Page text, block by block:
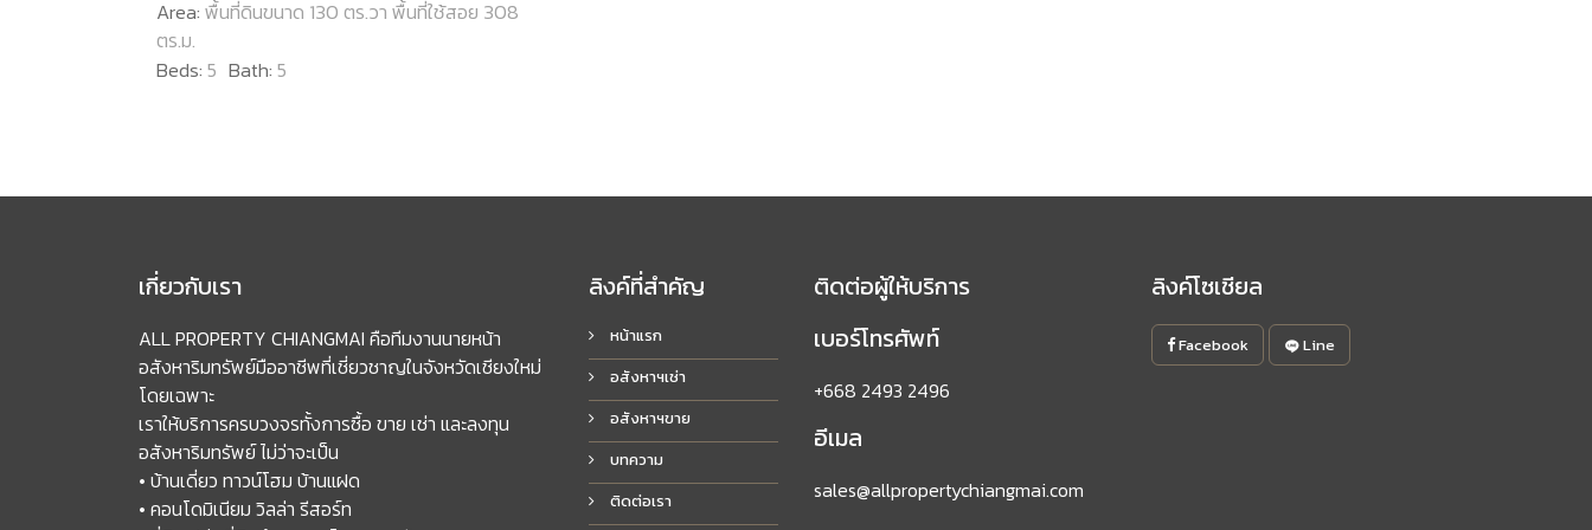
Area: พื้นที่ดินขนาด 130 ตร.วา พื้นที่ใช้สอย 308
ตร.ม.
Beds: 5 Bath: 5
เกี่ยวกับเรา
ALL PROPERTY CHIANGMAI คือทีมงานนายหน้า
อสังหาริมทรัพย์มืออาชีพที่เชี่ยวชาญในจังหวัดเชียงใหม่
โดยเฉพาะ
เราให้บริการครบวงจรทั้งการซื้อ ขาย เช่า และลงทุน
อสังหาริมทรัพย์ ไม่ว่าจะเป็น
• บ้านเดี่ยว ทาวน์โฮม บ้านแฝด
• คอนโดมิเนียม วิลล่า รีสอร์ท
ลิงค์ที่สำคัญ
หน้าแรก
อสังหาฯเช่า
อสังหาฯขาย
บทความ
ติดต่อเรา
ติดต่อผู้ให้บริการ
เบอร์โทรศัพท์
+668 2493 2496
อีเมล
sales@allpropertychiangmai.com
ลิงค์โซเชียล
Facebook Line